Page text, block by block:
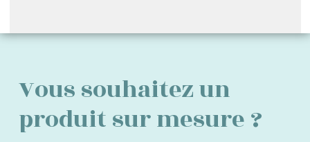
Vous souhaitez un
produit sur mesure ?